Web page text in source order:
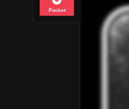
Pocket